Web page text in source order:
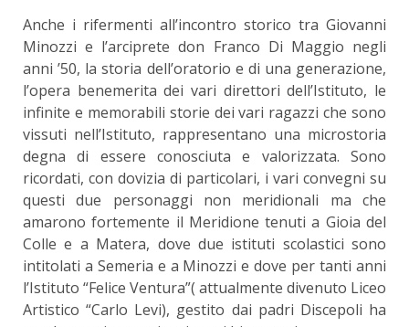
Anche i rifermenti all’incontro storico tra Giovanni
Minozzi e l’arciprete don Franco Di Maggio negli
anni ’50, la storia dell’oratorio e di una generazione,
l’opera benemerita dei vari direttori dell’Istituto, le
infinite e memorabili storie dei vari ragazzi che sono
vissuti nell’Istituto, rappresentano una microstoria
degna di essere conosciuta e valorizzata. Sono
ricordati, con dovizia di particolari, i vari convegni su
questi due personaggi non meridionali ma che
amarono fortemente il Meridione tenuti a Gioia del
Colle e a Matera, dove due istituti scolastici sono
intitolati a Semeria e a Minozzi e dove per tanti anni
l’Istituto “Felice Ventura”( attualmente divenuto Liceo
Artistico “Carlo Levi), gestito dai padri Discepoli ha